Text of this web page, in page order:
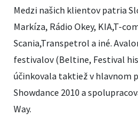
Medzi našich klientov patria
Markíza, Rádio Okey, KIA,T-
Scania,Transpetrol a iné.
festivalov (Beltine, Festival
účinkovala taktiež v hlavnom
Showdance 2010 a
Way.